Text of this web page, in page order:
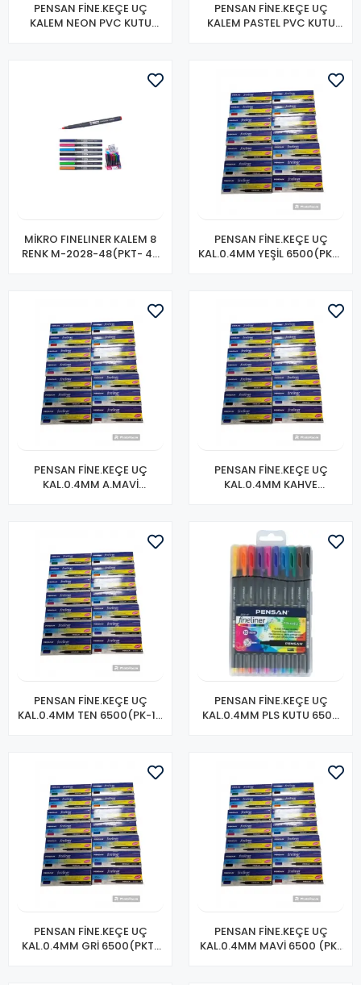
PENSAN FİNE.KEÇE UÇ
KALEM NEON PVC KUTU
PENSAN FİNE.KEÇE UÇ
KALEM PASTEL PVC KUTU
MİKRO FINELINER KALEM 8
RENK M-2028-48(PKT- 48
PENSAN FİNE.KEÇE UÇ
KAL.0.4MM YEŞİL 6500(PKT-
PENSAN FİNE.KEÇE UÇ
KAL.0.4MM A.MAVİ
PENSAN FİNE.KEÇE UÇ
KAL.0.4MM KAHVE
PENSAN FİNE.KEÇE UÇ
KAL.0.4MM TEN 6500(PK-10
PENSAN FİNE.KEÇE UÇ
KAL.0.4MM PLS KUTU 6500
PENSAN FİNE.KEÇE UÇ
KAL.0.4MM GRİ 6500(PKT-
PENSAN FİNE.KEÇE UÇ
KAL.0.4MM MAVİ 6500 (PK-